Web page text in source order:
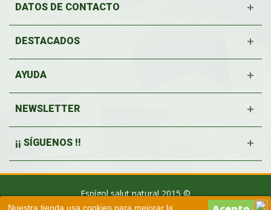
Nuestra tienda usa cookies para mejorar la
DATOS DE CONTACTO
DESTACADOS
AYUDA
NEWSLETTER
¡¡ SÍGUENOS !!
Espígol salut natural 2015 ©